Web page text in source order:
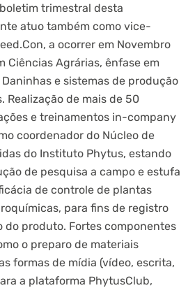
trimestral desta
atuo também como vice-
a ocorrer em Novembro
Ciências Agrárias, ênfase em
e sistemas de produção
Realização de mais de 50
e treinamentos in-company
coordenador do Núcleo de
do Instituto Phytus, estando
de pesquisa a campo e estufa
de controle de plantas
para fins de registro
do produto. Fortes componentes
o preparo de materiais
formas de mídia (vídeo, escrita,
a plataforma PhytusClub,